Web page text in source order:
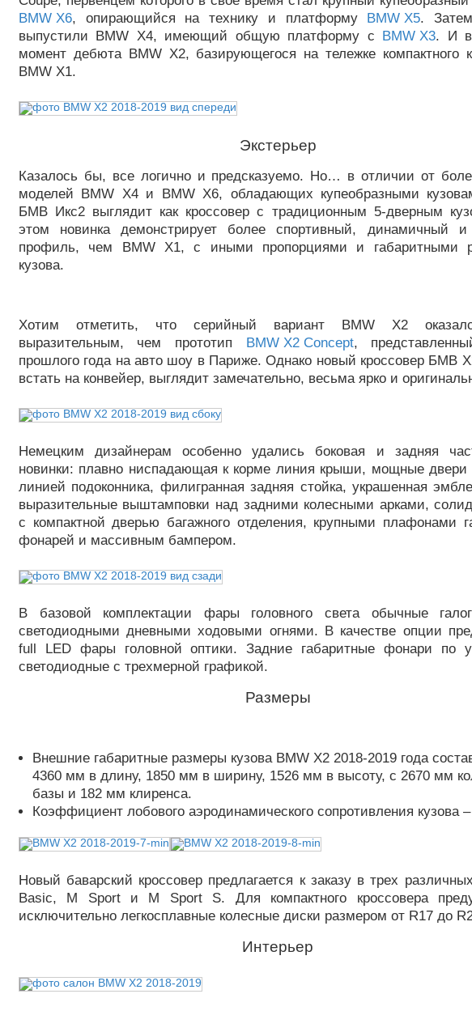
BMW X6, опирающийся на технику и платформу BMW X5.
выпустили BMW X4, имеющий общую платформу с BMW X3. И
момент дебюта BMW X2, базирующегося на тележке компактного
BMW X1.
Экстерьер
Казалось бы, все логично и предсказуемо. Но… в отличии от
моделей BMW X4 и BMW X6, обладающих купеобразными
БМВ Икс2 выглядит как кроссовер с традиционным 5-дверным
этом новинка демонстрирует более спортивный, динамичный и
профиль, чем BMW X1, с иными пропорциями и габаритными
кузова.
Хотим отметить, что серийный вариант BMW X2
выразительным, чем прототип BMW X2 Concept,
прошлого года на авто шоу в Париже. Однако новый кроссовер БМВ
встать на конвейер, выглядит замечательно, весьма ярко и
Немецким дизайнерам особенно удались боковая и задняя
новинки: плавно ниспадающая к корме линия крыши, мощные двери
линией подоконника, филигранная задняя стойка, украшенная
выразительные выштамповки над задними колесными арками,
с компактной дверью багажного отделения, крупными плафонами
фонарей и массивным бампером.
В базовой комплектации фары головного света обычные
светодиодными дневными ходовыми огнями. В качестве опции
full LED фары головной оптики. Задние габаритные фонари по
светодиодные с трехмерной графикой.
Размеры
Внешние габаритные размеры кузова BMW X2 2018-2019 года
4360 мм в длину, 1850 мм в ширину, 1526 мм в высоту, с 2670 мм
базы и 182 мм клиренса.
Коэффициент лобового аэродинамического сопротивления кузова
Новый баварский кроссовер предлагается к заказу в трех
Basic, M Sport и M Sport S. Для компактного кроссовера
исключительно легкосплавные колесные диски размером от R17 до
Интерьер